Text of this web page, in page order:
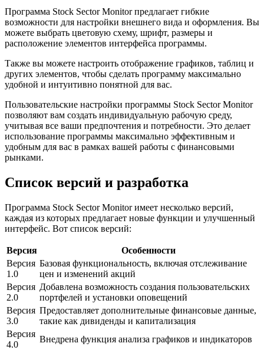
Программа Stock Sector Monitor предлагает гибкие
возможности для настройки внешнего вида и оформления. Вы
можете выбрать цветовую схему, шрифт, размеры и
расположение элементов интерфейса программы.
Также вы можете настроить отображение графиков, таблиц и
других элементов, чтобы сделать программу максимально
удобной и интуитивно понятной для вас.
Пользовательские настройки программы Stock Sector Monitor
позволяют вам создать индивидуальную рабочую среду,
учитывая все ваши предпочтения и потребности. Это делает
использование программы максимально эффективным и
удобным для вас в рамках вашей работы с финансовыми
рынками.
Список версий и разработка
Программа Stock Sector Monitor имеет несколько версий,
каждая из которых предлагает новые функции и улучшенный
интерфейс. Вот список версий:
Версия
Особенности
Версия
1.0
Базовая функциональность, включая отслеживание
цен и изменений акций
Версия
2.0
Добавлена возможность создания пользовательских
портфелей и установки оповещений
Версия
3.0
Предоставляет дополнительные финансовые данные,
такие как дивиденды и капитализация
Версия
4.0
Внедрена функция анализа графиков и индикаторов